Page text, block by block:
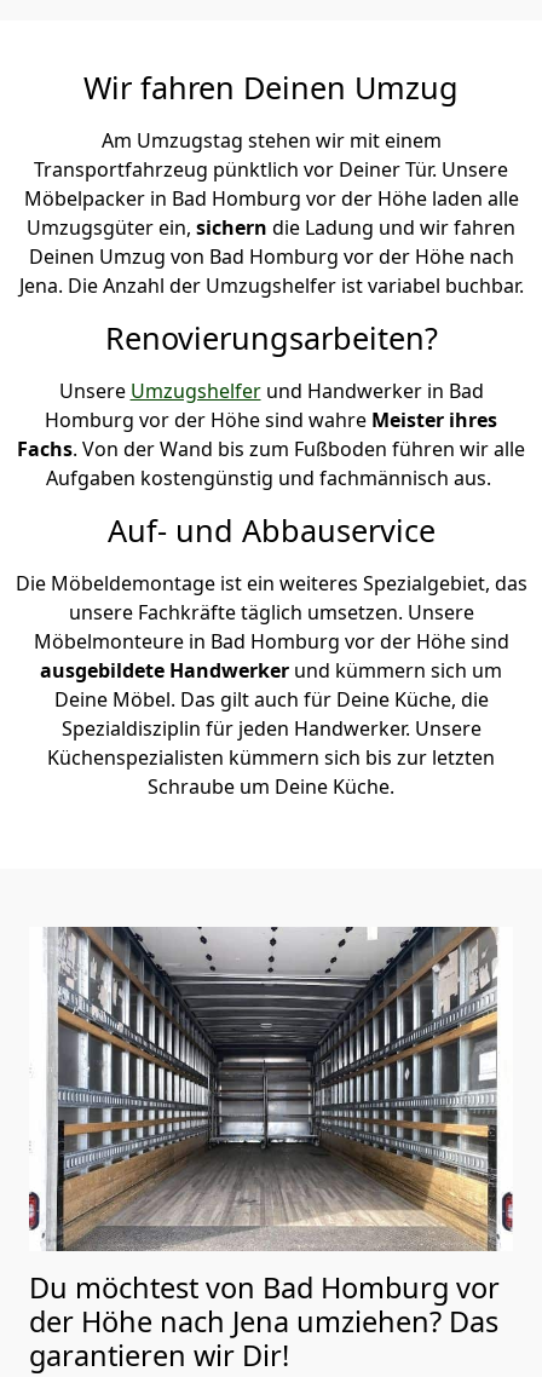
Wir fahren Deinen Umzug
Am Umzugstag stehen wir mit einem
Transportfahrzeug pünktlich vor Deiner Tür. Unsere
Möbelpacker in Bad Homburg vor der Höhe laden alle
Umzugsgüter ein, sichern die Ladung und wir fahren
Deinen Umzug von Bad Homburg vor der Höhe nach
Jena. Die Anzahl der Umzugshelfer ist variabel buchbar.
Renovierungsarbeiten?
Unsere Umzugshelferund Handwerker in Bad
Homburg vor der Höhe sind wahre Meister ihres
Fachs. Von der Wand bis zum Fußboden führen wir alle
Aufgaben kostengünstig und fachmännisch aus.
Auf- und Abbauservice
Die Möbeldemontage ist ein weiteres Spezialgebiet, das
unsere Fachkräfte täglich umsetzen. Unsere
Möbelmonteure in Bad Homburg vor der Höhe sind
ausgebildete Handwerker und kümmern sich um
Deine Möbel. Das gilt auch für Deine Küche, die
Spezialdisziplin für jeden Handwerker. Unsere
Küchenspezialisten kümmern sich bis zur letzten
Schraube um Deine Küche.
Du möchtest von Bad Homburg vor
der Höhe nach Jena umziehen? Das
garantieren wir Dir!